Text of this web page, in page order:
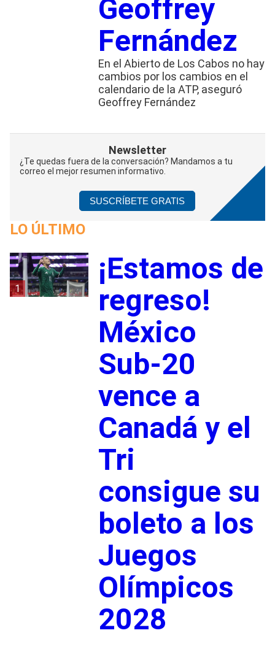
Geoffrey
Fernández
En el Abierto de Los Cabos no hay
cambios por los cambios en el
calendario de la ATP, aseguró
Geoffrey Fernández
Newsletter
¿Te quedas fuera de la conversación? Mandamos a tu
correo el mejor resumen informativo.
SUSCRÍBETE GRATIS
LO ÚLTIMO
1
¡Estamos de
regreso!
México
Sub-20
vence a
Canadá y el
Tri
consigue su
boleto a los
Juegos
Olímpicos
2028